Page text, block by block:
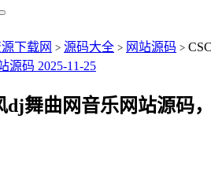
下载网 > 源码大全 > 网站源码 >
源码 2025-11-25
dj舞曲网音乐网站源码